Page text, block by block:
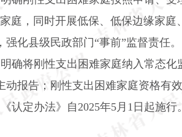
庭，同时开展低保、低保边缘家
化县级民政部门“事前”监督责任。
明确将刚性支出困难家庭纳入常态
报告；刚性支出困难家庭资格有
认定办法》自2025年5月 1 日起施行。